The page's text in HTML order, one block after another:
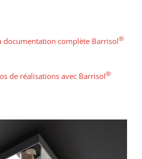
documentation complète Barrisol®
de réalisations avec Barrisol®